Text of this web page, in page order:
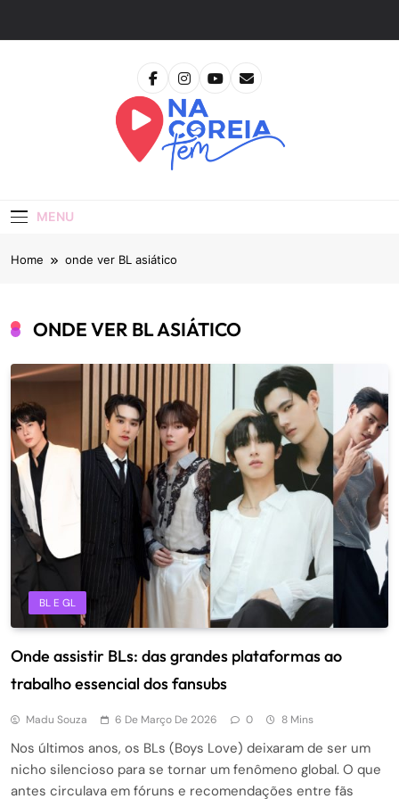
MENU
Home onde ver BL asiático
ONDE VER BL ASIÁTICO
BL E GL
Onde assistir BLs: das grandes plataformas ao
trabalho essencial dos fansubs
Madu Souza 6 De Março De 2026 0 8 Mins
Nos últimos anos, os BLs (Boys Love) deixaram de ser um
nicho silencioso para se tornar um fenômeno global. O que
antes circulava em fóruns e recomendações entre fãs